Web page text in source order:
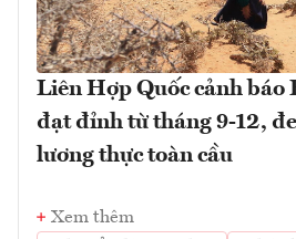
Liên Hợp Quốc cảnh báo
đạt đỉnh từ tháng 9-12,
lương thực toàn cầu
Xem thêm